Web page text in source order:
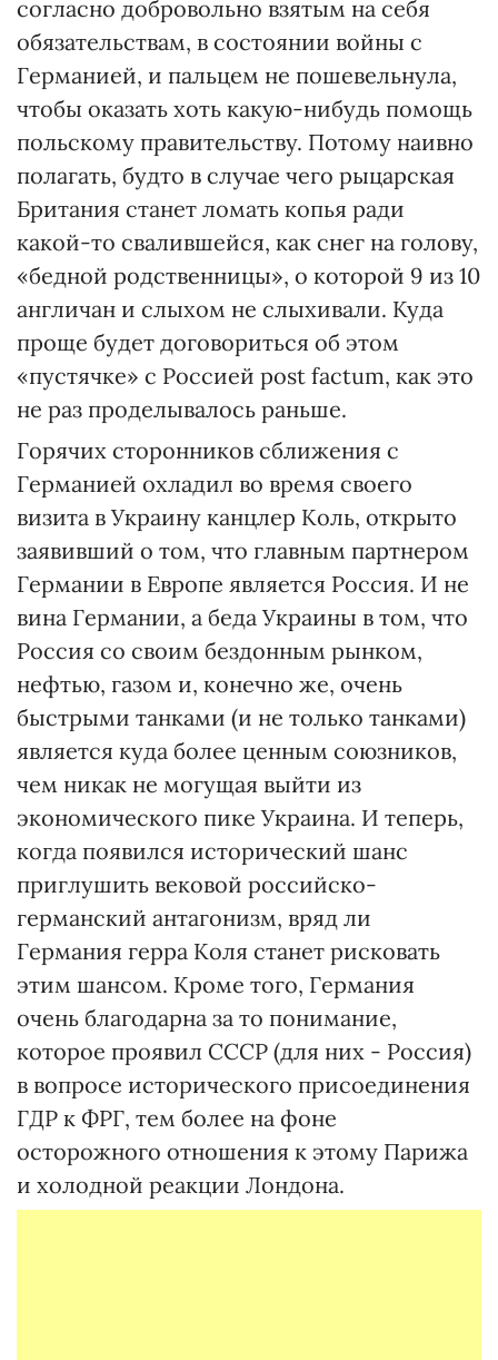
согласно добровольно взятым на себя
обязательствам, в состоянии войны с
Германией, и пальцем не пошевельнула,
чтобы оказать хоть какую-нибудь помощь
польскому правительству. Потому наивно
полагать, будто в случае чего рыцарская
Британия станет ломать копья ради
какой-то свалившейся, как снег на голову,
«бедной родственницы», о которой 9 из 10
англичан и слыхом не слыхивали. Куда
проще будет договориться об этом
«пустячке» с Россией post factum, как это
не раз проделывалось раньше.
Горячих сторонников сближения с
Германией охладил во время своего
визита в Украину канцлер Коль, открыто
заявивший о том, что главным партнером
Германии в Европе является Россия. И не
вина Германии, а беда Украины в том, что
Россия со своим бездонным рынком,
нефтью, газом и, конечно же, очень
быстрыми танками (и не только танками)
является куда более ценным союзников,
чем никак не могущая выйти из
экономического пике Украина. И теперь,
когда появился исторический шанс
приглушить вековой российско-
германский антагонизм, вряд ли
Германия герра Коля станет рисковать
этим шансом. Кроме того, Германия
очень благодарна за то понимание,
которое проявил СССР (для них - Россия)
в вопросе исторического присоединения
ГДР к ФРГ, тем более на фоне
осторожного отношения к этому Парижа
и холодной реакции Лондона.